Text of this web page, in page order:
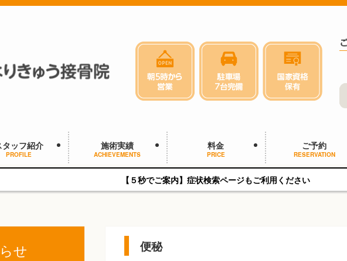
タッフ紹介
PROFILE
施術実績
ACHIEVEMENTS
料金
PRICE
ご予約
RESERVATION
【５秒でご案内】症状検索ページもご利用ください
便秘
せ